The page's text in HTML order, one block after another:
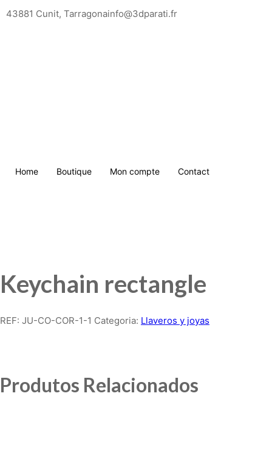
43881 Cunit, Tarragonainfo@3dparati.fr
Home Boutique Mon compte Contact
Keychain rectangle
REF: JU-CO-COR-1-1 Categoria: Llaveros y joyas
Produtos Relacionados